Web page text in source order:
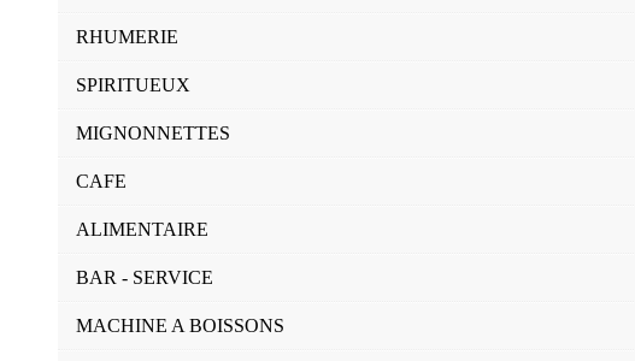
RHUMERIE
SPIRITUEUX
MIGNONNETTES
CAFE
ALIMENTAIRE
BAR - SERVICE
MACHINE A BOISSONS